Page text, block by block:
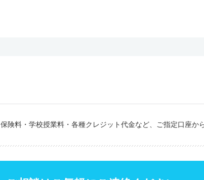
料・学校授業料・各種クレジット代金など、ご指定口座か